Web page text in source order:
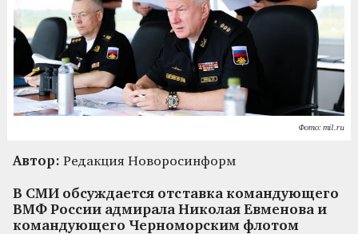
Фото: mil.ru
Автор: Редакция Новоросинформ
В СМИ обсуждается отставка командующего
ВМФ России адмирала Николая Евменова и
командующего Черноморским флотом